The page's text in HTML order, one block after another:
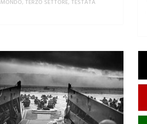
MONDO, TERZO SETTORE, TESTATA